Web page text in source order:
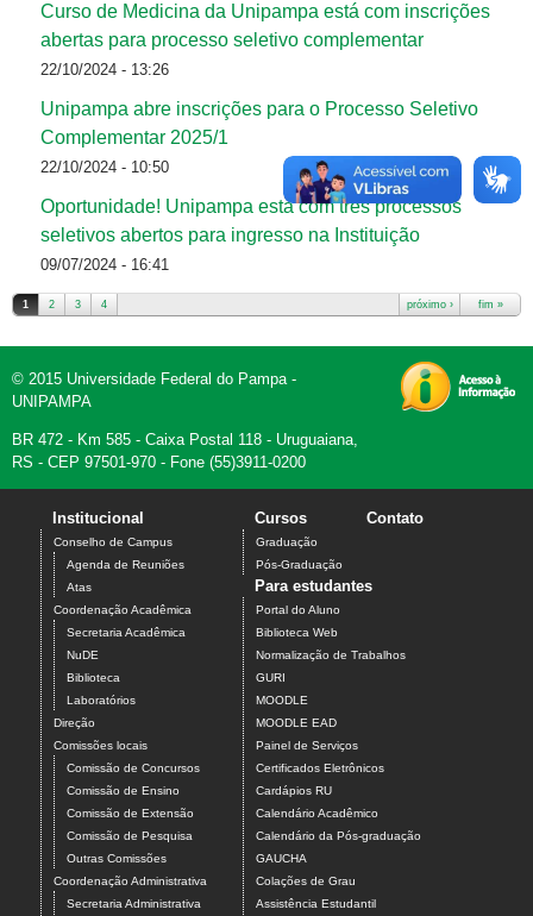
Curso de Medicina da Unipampa está com inscrições
abertas para processo seletivo complementar
22/10/2024 - 13:26
Unipampa abre inscrições para o Processo Seletivo
Complementar 2025/1
22/10/2024 - 10:50
Oportunidade! Unipampa está com três processos
seletivos abertos para ingresso na Instituição
09/07/2024 - 16:41
1 2 3 4 próximo › fim »
© 2015 Universidade Federal do Pampa -
UNIPAMPA
BR 472 - Km 585 - Caixa Postal 118 - Uruguaiana,
RS - CEP 97501-970 - Fone (55)3911-0200
Institucional
Conselho de Campus
Agenda de Reuniões
Atas
Coordenação Acadêmica
Secretaria Acadêmica
NuDE
Biblioteca
Laboratórios
Direção
Comissões locais
Comissão de Concursos
Comissão de Ensino
Comissão de Extensão
Comissão de Pesquisa
Outras Comissões
Coordenação Administrativa
Secretaria Administrativa
Cursos
Graduação
Pós-Graduação
Contato
Para estudantes
Portal do Aluno
Biblioteca Web
Normalização de Trabalhos
GURI
MOODLE
MOODLE EAD
Painel de Serviços
Certificados Eletrônicos
Cardápios RU
Calendário Acadêmico
Calendário da Pós-graduação
GAUCHA
Colações de Grau
Assistência Estudantil